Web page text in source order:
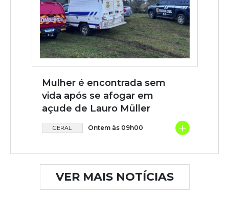
Mulher é encontrada sem
vida após se afogar em
açude de Lauro Müller
GERAL Ontem às 09h00 +
VER MAIS NOTÍCIAS